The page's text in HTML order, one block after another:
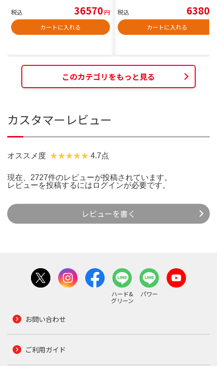
税込 36570円
カートに入れる
税込 6380
カートに入れる
このカテゴリをもっと見る
カスタマーレビュー
オススメ度 4.7点
現在、2727件のレビューが投稿されています。
レビューを投稿するには ログインが必要です。
レビューを書く
ハード&
グリーン
パワー
お問い合わせ
ご利用ガイド